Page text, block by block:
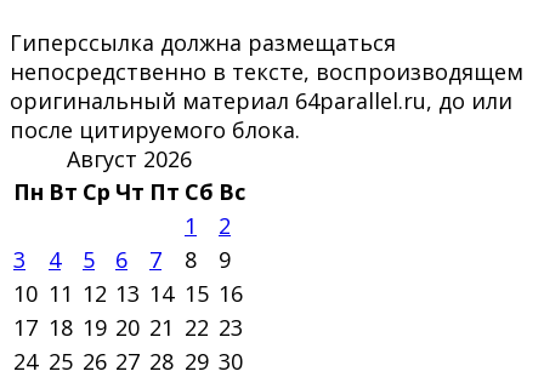
Гиперссылка должна размещаться
непосредственно в тексте, воспроизводящем
оригинальный материал 64parallel.ru, до или
после цитируемого блока.
Август 2026
Пн Вт Ср Чт Пт Сб Вс
1
2
3
4 5 6 7 8
9
10 11 12 13 14 15 16
17 18 19 20 21 22 23
24 25 26 27 28 29 30